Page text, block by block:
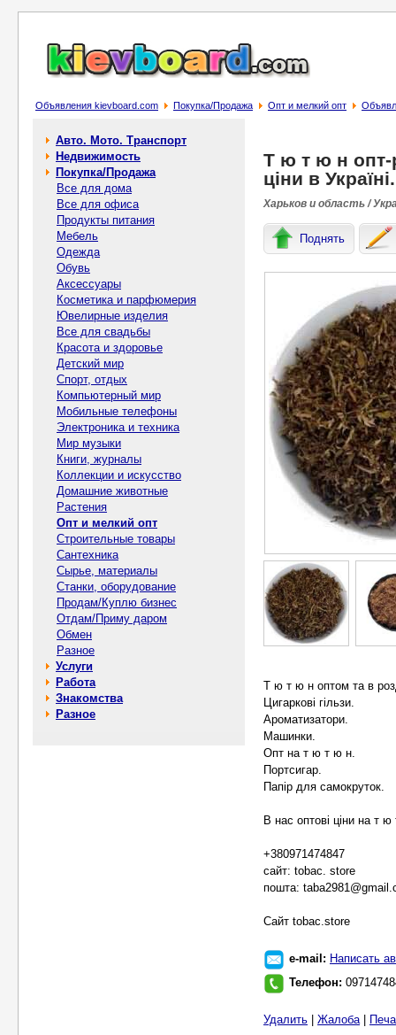
Объявления kievboard.com Покупка/Продажа Опт и мелкий опт
Авто. Мото. Транспорт
Недвижимость
Покупка/Продажа
Все для дома
Все для офиса
Продукты питания
Мебель
Одежда
Обувь
Аксессуары
Косметика и парфюмерия
Ювелирные изделия
Все для свадьбы
Красота и здоровье
Детский мир
Спорт, отдых
Компьютерный мир
Мобильные телефоны
Электроника и техника
Мир музыки
Книги, журналы
Коллекции и искусство
Домашние животные
Растения
Опт и мелкий опт
Строительные товары
Сантехника
Сырье, материалы
Станки, оборудование
Продам/Куплю бизнес
Отдам/Приму даром
Обмен
Разное
Услуги
Работа
Знакомства
Разное
Т ю т ю н опт-
ціни в Укpaїні.
Харьков и область /
Поднять
Т ю т ю н оптом та в
Цигapкові гiльзи.
Ароматизатори.
Машинки.
Опт на т ю т ю н.
Поpтcигаp.
Папір для самoкpуток.
В нас оптові ціни на т
+380971474847
сайт: tobac. store
пошта:
Cайт tobac.store
e-mail: Написать
Телефон:
Удалить Жалоба|